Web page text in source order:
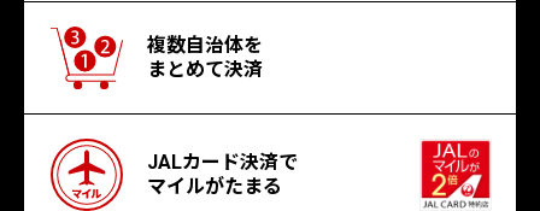
複数自治体を
まとめて決済
JALカード決済で
マイルがたまる